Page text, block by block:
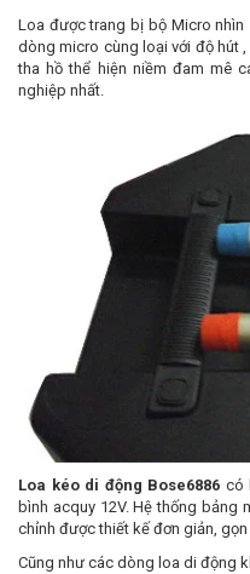
Loa được trang bị bộ Micro
dòng micro cùng loại với độ hút
tha hồ thể hiện niềm đam mê
nghiệp nhất.
Loa kéo di động Bose6886 có
bình acquy 12V. Hệ thống bảng
chỉnh được thiết kế đơn giản,
Cũng như các dòng loa di động